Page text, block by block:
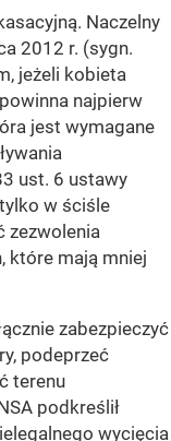
Naczelny
2012 r. (sygn.
jeżeli kobieta
najpierw
jest wymagane
ust. 6 ustawy
w ściśle
zezwolenia
które mają mniej
zabezpieczyć
podeprzeć
terenu
podkreślił
wycięcia